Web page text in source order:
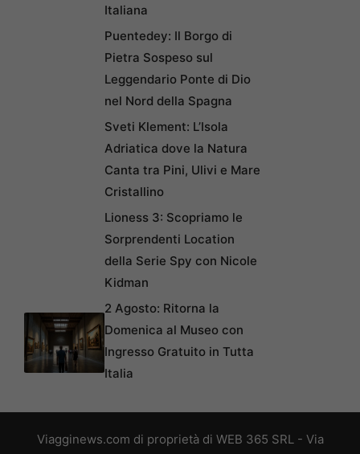
Italiana
Puentedey: Il Borgo di
Pietra Sospeso sul
Leggendario Ponte di Dio
nel Nord della Spagna
Sveti Klement: L’Isola
Adriatica dove la Natura
Canta tra Pini, Ulivi e Mare
Cristallino
Lioness 3: Scopriamo le
Sorprendenti Location
della Serie Spy con Nicole
Kidman
2 Agosto: Ritorna la
Domenica al Museo con
Ingresso Gratuito in Tutta
Italia
Viagginews.com di proprietà di WEB 365 SRL - Via